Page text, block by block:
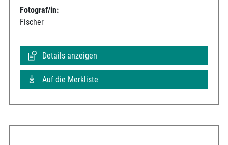
Fotograf/in:
Fischer
Details anzeigen
Auf die Merkliste